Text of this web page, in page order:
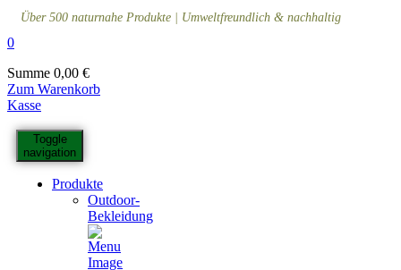
Über 500 naturnahe Produkte | Umweltfreundlich & nachhaltig
0
Summe 0,00 €
Zum Warenkorb
Kasse
Toggle
navigation
Produkte
Outdoor-
Bekleidung